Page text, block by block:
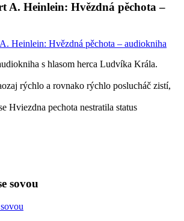
A. Heinlein: Hvězdná pěchota –
s hlasom herca Ludvíka Krála.
rýchlo a rovnako rýchlo poslucháč zistí,
Hviezdna pechota nestratila status
sovou